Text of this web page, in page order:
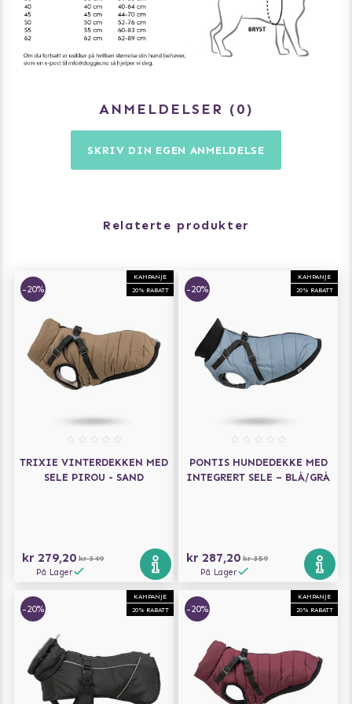
ANMELDELSER 0
SKRIV DIN EGEN ANMELDELSE
Relaterte produkter
KAMPANJE
20% RABATT
-20%
TRIXIE VINTERDEKKEN MED
SELE PIROU - SAND
kr 279,20 kr 349
På Lager
KAMPANJE
20% RABATT
-20%
PONTIS HUNDEDEKKE MED
INTEGRERT SELE – BLÅ/GRÅ
kr 287,20 kr 359
På Lager
KAMPANJE
20% RABATT
-20%
KAMPANJE
20% RABATT
-20%